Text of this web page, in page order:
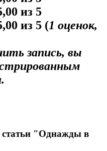
(1 оценок,
запись, вы
статьи "Однажды в